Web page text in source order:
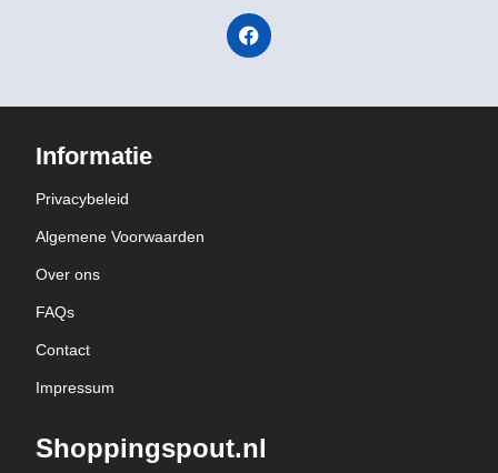
Informatie
Privacybeleid
Algemene Voorwaarden
Over ons
FAQs
Contact
Impressum
Shoppingspout.nl